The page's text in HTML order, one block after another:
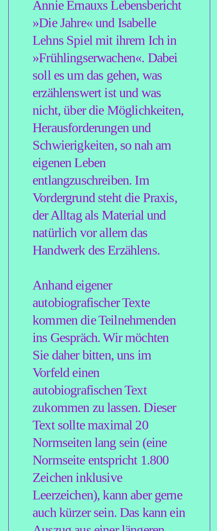
JAN
BRANDT
geboren 1974 in Leer
(Ostfriesland), studierte
Geschichte und
Literaturwissenschaft in Köln,
London und Berlin und besuchte
die Deutsche Journalistenschule
in München.
Sein Debütroman »Gegen die
Welt« (Dumont 2011) stand auf
Nicolas-Born-Debütpreis.
Seitdem veröffentlichte er
mehrere autobiografische
Bücher wie etwa »Tod in Turin«
(Dumont 2015), »Stadt ohne
Engel« (Dumont 2016) und
zuletzt »Ein Haus auf dem
Land/Eine Wohnung in der
Stadt« (Dumont 2019/2020).
Für die ostfriesische
Tageszeitung »General
Anzeiger« schreibt er jeden
Welt«.
www.jan-brandt.de
ZEIT:05. BIS 06.12.2026, JEWEILS
VON 10 BIS 18 UHR
OSTEN:289,00 € (INKL. MWST.)
MAXIMALE TEILNEHMERZAHL:12
RT:NERNSTWEG 32, 22765
HAMBURG